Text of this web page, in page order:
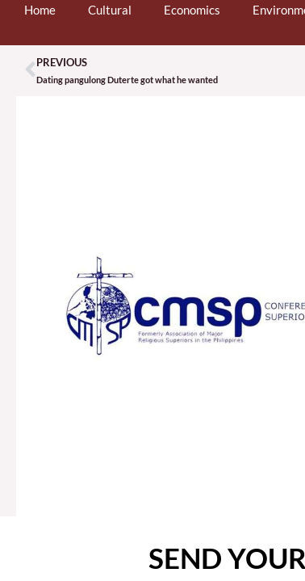
Home Cultural Economics
Prev
PREVIOUS
Dating pangulong Duterte got what he wanted
SEND